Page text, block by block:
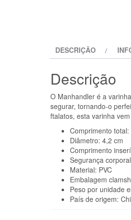
DESCRIÇÃO
Descrição
O Manhandler é a
segurar, tornando-o
ftalatos, esta varinha
Comprimento total:
Diâmetro: 4,2 cm
Comprimento
Segurança
Material: PVC
Embalagem
Peso por unidade
País de origem: